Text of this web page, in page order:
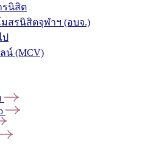
รนิสิต
สรนิสิตจุฬาฯ (อบจ.)
น์ (MCV)